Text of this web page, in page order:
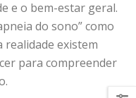
e o bem-estar geral.
do sono” como
realidade existem
para compreender